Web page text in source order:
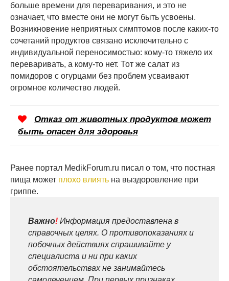
больше времени для переваривания, и это не
означает, что вместе они не могут быть усвоены.
Возникновение неприятных симптомов после каких-то
сочетаний продуктов связано исключительно с
индивидуальной переносимостью: кому-то тяжело их
переваривать, а кому-то нет. Тот же салат из
помидоров с огурцами без проблем усваивают
огромное количество людей.
Отказ от животных продуктов может
быть опасен для здоровья
Ранее портал MedikForum.ru писал о том, что постная
пища может плохо влиять на выздоровление при
гриппе.
Важно! Информация предоставлена в
справочных целях. О противопоказаниях и
побочных действиях спрашивайте у
специалиста и ни при каких
обстоятельствах не занимайтесь